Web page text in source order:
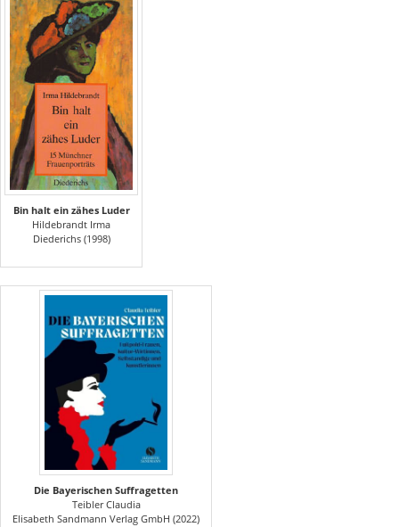
Bin halt ein zähes Luder
Hildebrandt Irma
Diederichs (1998)
Die Bayerischen Suffragetten
Teibler Claudia
Elisabeth Sandmann Verlag GmbH (2022)